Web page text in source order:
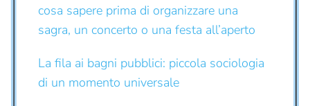
cosa sapere prima di organizzare una
sagra, un concerto o una festa all’aperto
La fila ai bagni pubblici: piccola sociologia
di un momento universale